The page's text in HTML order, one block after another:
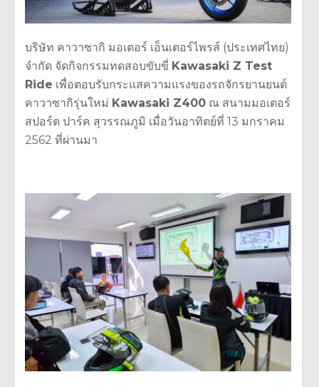
บริษัท คาวาซากิ มอเตอร์ เอ็นเตอร์ไพรส์ (ประเทศไทย)
จำกัด จัดกิจกรรมทดสอบขับขี่ Kawasaki Z Test
Ride เพื่อตอบรับกระแสความแรงของรถจักรยานยนต์
คาวาซากิรุ่นใหม่ Kawasaki Z400 ณ สนามมอเตอร์
สปอร์ต ปาร์ค สุวรรณภูมิ เมื่อวันอาทิตย์ที่ 13 มกราคม
2562 ที่ผ่านมา